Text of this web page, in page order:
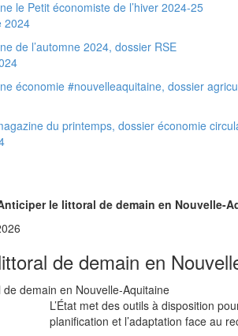
2024
le littoral de demain en Nouvelle-
de demain en
L’État met des outils à disposition
planification et l’adaptation face au